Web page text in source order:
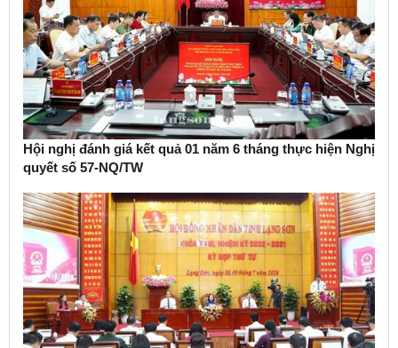
Hội nghị đánh giá kết quả 01 năm 6 tháng thực hiện Nghị
quyết số 57-NQ/TW